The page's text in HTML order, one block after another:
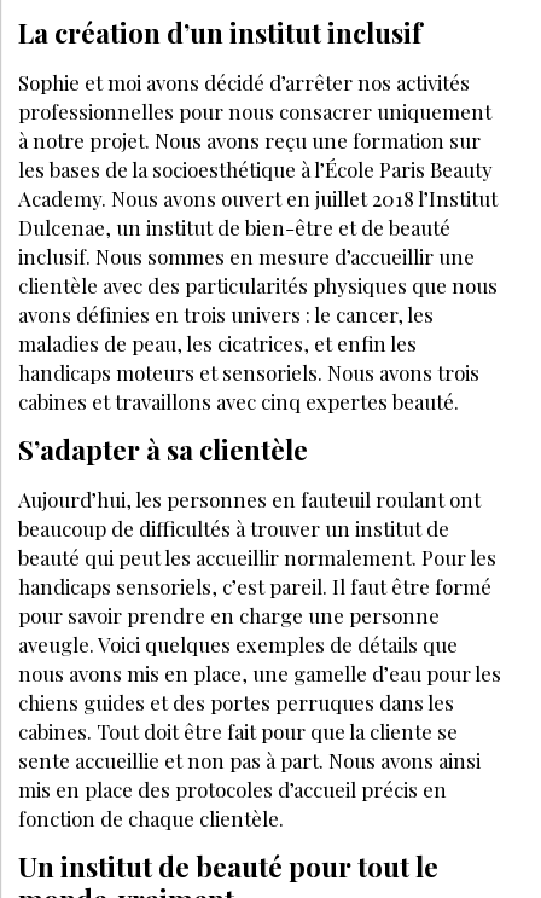
La création d’un institut inclusif
Sophie et moi avons décidé d’arrêter nos activités
professionnelles pour nous consacrer uniquement
à notre projet. Nous avons reçu une formation sur
les bases de la socioesthétique à l’École Paris Beauty
Academy. Nous avons ouvert en juillet 2018 l’Institut
Dulcenae, un institut de bien-être et de beauté
inclusif. Nous sommes en mesure d’accueillir une
clientèle avec des particularités physiques que nous
avons définies en trois univers : le cancer, les
maladies de peau, les cicatrices, et enfin les
handicaps moteurs et sensoriels. Nous avons trois
cabines et travaillons avec cinq expertes beauté.
S’adapter à sa clientèle
Aujourd’hui, les personnes en fauteuil roulant ont
beaucoup de difficultés à trouver un institut de
beauté qui peut les accueillir normalement. Pour les
handicaps sensoriels, c’est pareil. Il faut être formé
pour savoir prendre en charge une personne
aveugle. Voici quelques exemples de détails que
nous avons mis en place, une gamelle d’eau pour les
chiens guides et des portes perruques dans les
cabines. Tout doit être fait pour que la cliente se
sente accueillie et non pas à part. Nous avons ainsi
mis en place des protocoles d’accueil précis en
fonction de chaque clientèle.
Un institut de beauté pour tout le